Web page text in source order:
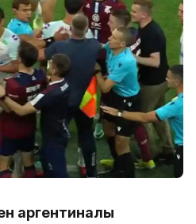
аргентиналық